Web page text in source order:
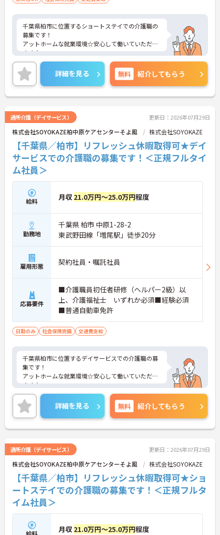
千葉県柏市に位置するショートステイでの介護職の
募集です！
アットホームな就業環境☆安心して働いていただけ
ます♪
ご興味ある方には、面接対策ポイントなど、さらに
詳細をお話しいたしますのでお気軽にご相談くださ
い。
詳細を見る 無料 紹介してもらう
通所介護（デイサービス） 更新日：2026年07月29日
株式会社SOYOKAZE柏中原ケアセンターそよ風 株式会社SOYOKAZE
【千葉県／柏市】リフレッシュ休暇取得可★デイ
サービスでの介護職の募集です！＜正規フルタイ
ム社員＞
給料 月収 21.0万円～25.0万円程度
勤務地
千葉県 柏市 中原1-28-2
東武野田線「増尾駅」徒歩20分
雇用形態 契約社員・嘱託社員
応募要件
■介護職員初任者研修（ヘルパー2級）以
上、介護福祉士 いずれか必須■経験必須
■普通自動車免許
日勤のみ 社会保険完備 交通費支給
千葉県柏市に位置するデイサービスでの介護職の募
集です！
アットホームな就業環境☆安心して働いていただけ
ます♪
ご興味ある方には、面接対策ポイントなど、さらに
詳細をお話しいたしますのでお気軽にご相談くださ
い。
詳細を見る 無料 紹介してもらう
通所介護（デイサービス） 更新日：2026年07月29日
株式会社SOYOKAZE柏中原ケアセンターそよ風 株式会社SOYOKAZE
【千葉県／柏市】リフレッシュ休暇取得可★ショ
ートステイでの介護職の募集です！＜正規フルタ
イム社員＞
給料 月収 21.0万円～25.0万円程度